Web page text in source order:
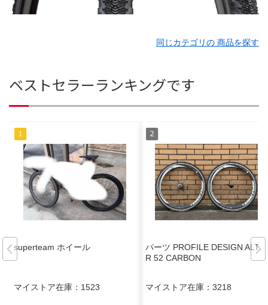
同じカテゴリの 商品を探す
ベストセラーランキングです
superteam ホイール
マイストア在庫： 1523
パーツ PROFILE DESIGN ALTAI
R 52 CARBON
マイストア在庫： 3218